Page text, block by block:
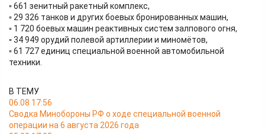
▫ 661 зенитный ракетный комплекс,
▫ 29 326 танков и других боевых бронированных машин,
▫ 1 720 боевых машин реактивных систем залпового огня,
▫ 34 949 орудий полевой артиллерии и миномётов,
▫ 61 727 единиц специальной военной автомобильной
техники.
В ТЕМУ
06.08 17:56
Сводка Минобороны РФ о ходе специальной военной
операции на 6 августа 2026 года